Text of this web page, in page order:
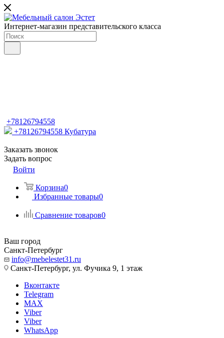
Интернет-магазин представительского класса
+78126794558
+78126794558 Кубатура
Заказать звонок
Задать вопрос
Войти
Корзина0
Избранные товары0
Сравнение товаров0
Ваш город
Санкт-Петербург
info@mebelestet31.ru
Санкт-Петербург, ул. Фучика 9, 1 этаж
Вконтакте
Telegram
MAX
Viber
Viber
WhatsApp